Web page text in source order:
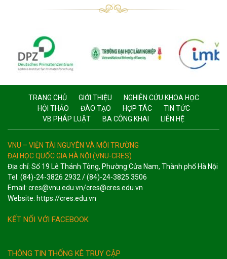
TRANG CHỦ GIỚI THIỆU
NGHIÊN CỨU KHOA HỌC
HỘI THẢO
ĐÀO TẠO HỢP TÁC
TIN TỨC
VB PHÁP LUẬT
BA CÔNG KHAI LIÊN HỆ
VNU – VIỆN TÀI NGUYÊN VÀ MÔI TRƯỜNG
ĐẠI HỌC QUỐC GIA HÀ NỘI (VNU-CRES)
Địa chỉ: Số 19 Lê Thánh Tông, Phường Cửa Nam, Thành phố Hà Nội
Tel: (84)-24-3826 2932 / (84)-24-3825 3506
Email: cres@vnu.edu.vn/cres@cres.edu.vn
Website: https://cres.edu.vn
KẾT NỐI VỚI FACEBOOK
THÔNG TIN THỐNG KÊ TRUY CẬP